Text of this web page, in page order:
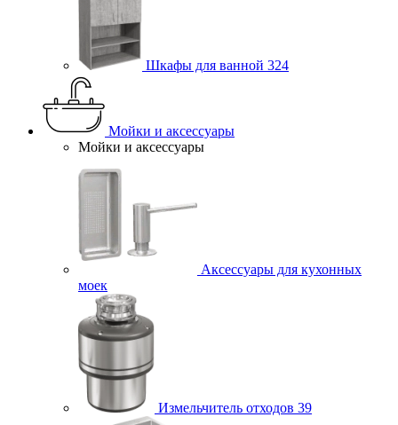
Шкафы для ванной 324
Мойки и аксессуары
Мойки и аксессуары
Аксессуары для кухонных
моек
Измельчитель отходов 39